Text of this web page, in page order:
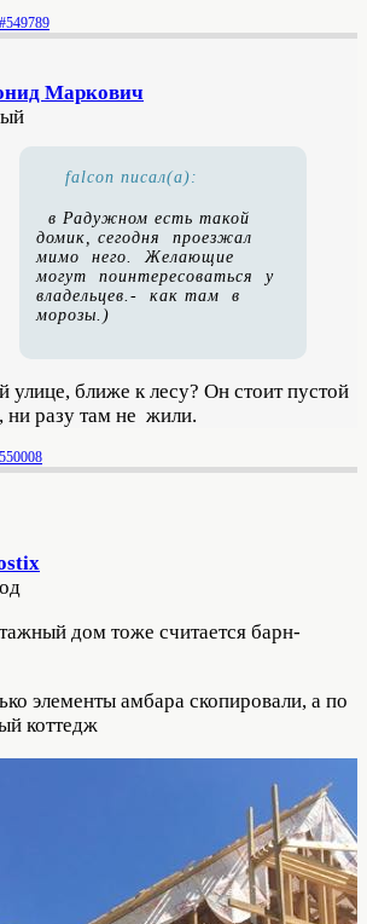
#549789
Маркович
falcon писал(а):
в Радужном есть такой
домик, сегодня проезжал
мимо него. Желающие
могут поинтересоваться у
владельцев.- как там в
морозы.)
улице, ближе к лесу? Он стоит пустой
ни разу там не жили.
дом тоже считается барн-
элементы амбара скопировали, а по
коттедж